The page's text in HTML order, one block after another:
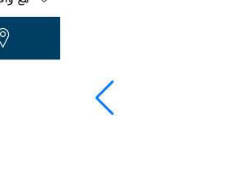
Dropdown